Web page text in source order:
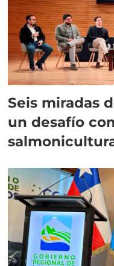
Seis miradas
un desafío